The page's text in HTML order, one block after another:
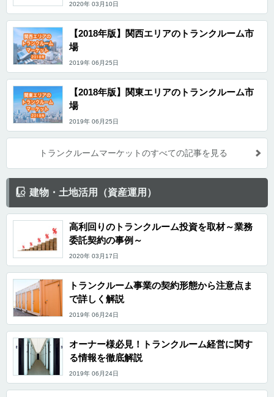
2020年 03月10日
【2018年版】関西エリアのトランクルーム市
場
2019年 06月25日
【2018年版】関東エリアのトランクルーム市
場
2019年 06月25日
トランクルームマーケットのすべての記事を見る
建物・土地活用（資産運用）
高利回りのトランクルーム投資を取材～業務
委託契約の事例～
2020年 03月17日
トランクルーム事業の契約形態から注意点ま
で詳しく解説
2019年 06月24日
オーナー様必見！トランクルーム経営に関す
る情報を徹底解説
2019年 06月24日